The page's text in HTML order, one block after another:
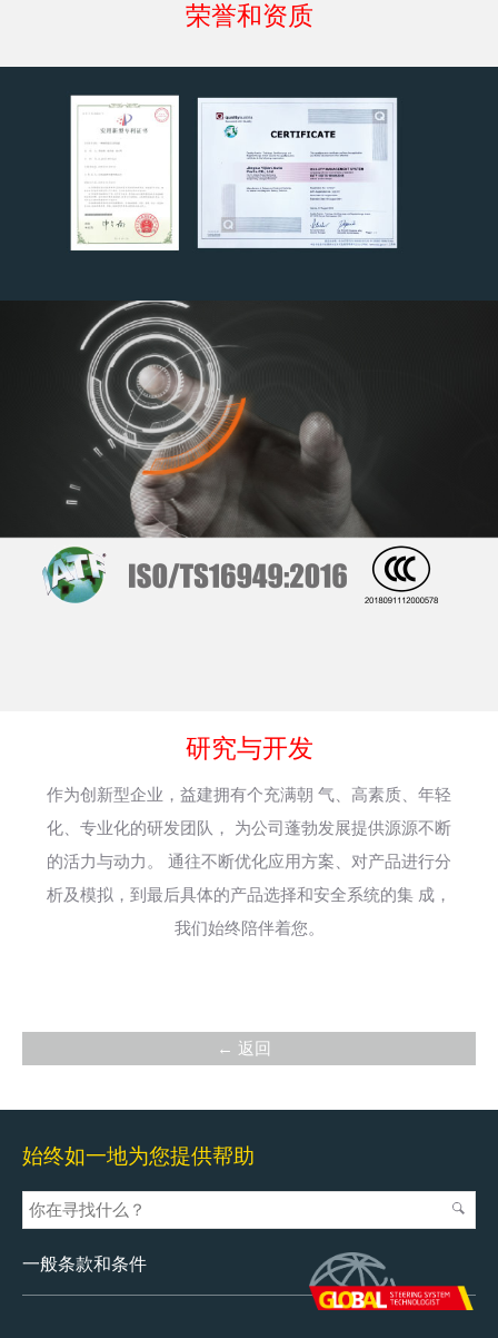
荣誉和资质
研究与开发
作为创新型企业，益建拥有个充满朝 气、高素质、年轻
化、专业化的研发团队， 为公司蓬勃发展提供源源不断
的活力与动力。 通往不断优化应用方案、对产品进行分
析及模拟，到最后具体的产品选择和安全系统的集 成，
我们始终陪伴着您。
← 返回
始终如一地为您提供帮助
一般条款和条件